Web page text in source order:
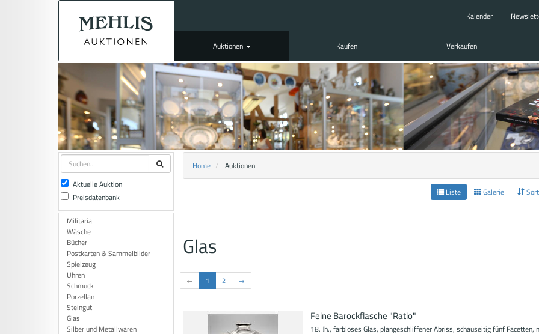
Kalender
Auktionen Kaufen Verkaufen
Aktuelle Auktion
Preisdatenbank
Militaria
Wäsche
Bücher
Postkarten & Sammelbilder
Spielzeug
Uhren
Schmuck
Porzellan
Steingut
Glas
Silber und Metallwaren
Home Auktionen
Liste Galerie
Glas
← 1 2 →
Feine Barockflasche "Ratio"
18. Jh., farbloses Glas, plangeschliffener Abriss, schauseitig fünf Facetten,